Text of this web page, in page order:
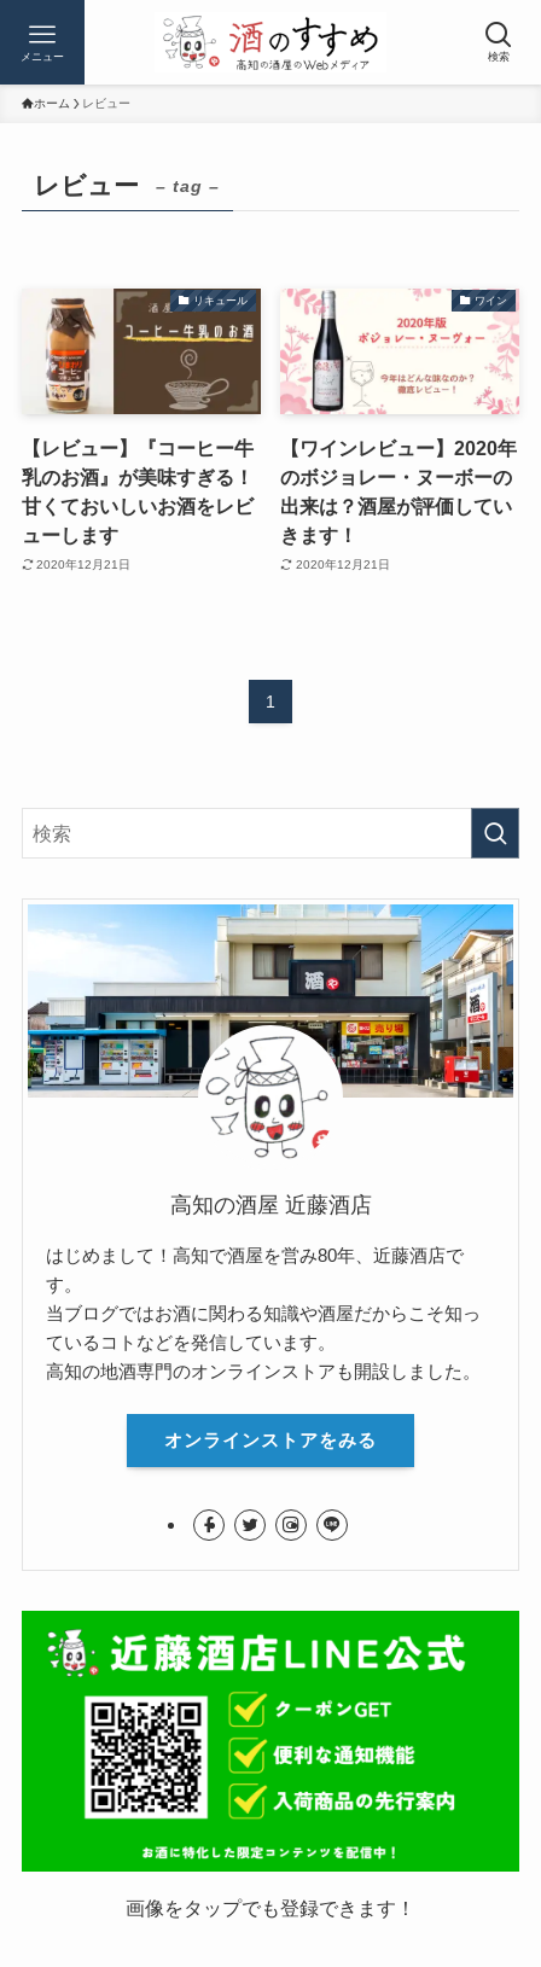
検索
メニュー
ホーム レビュー
レビュー – tag –
リキュール
【レビュー】『コーヒー牛
乳のお酒』が美味すぎる！
甘くておいしいお酒をレビ
ューします
2020年12月21日
ワイン
【ワインレビュー】2020年
のボジョレー・ヌーボーの
出来は？酒屋が評価してい
きます！
2020年12月21日
1
高知の酒屋 近藤酒店
はじめまして！高知で酒屋を営み80年、近藤酒店で
す。
当ブログではお酒に関わる知識や酒屋だからこそ知っ
ているコトなどを発信しています。
高知の地酒専門のオンラインストアも開設しました。
オンラインストアをみる
画像をタップでも登録できます！